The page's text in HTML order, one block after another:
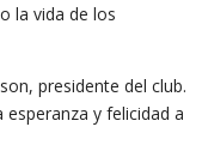
la vida de los
presidente del club.
y felicidad a